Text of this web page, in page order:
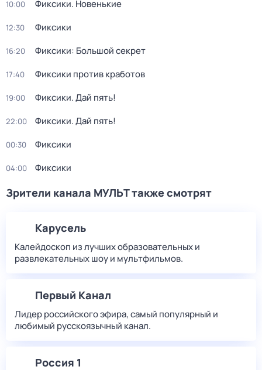
10:00 Фиксики. Новенькие
12:30 Фиксики
16:20 Фиксики: Большой секрет
17:40 Фиксики против кработов
19:00 Фиксики. Дай пять!
22:00 Фиксики. Дай пять!
00:30 Фиксики
04:00 Фиксики
Зрители канала МУЛЬТ также смотрят
Карусель
Калейдоскоп из лучших образовательных и
развлекательных шоу и мультфильмов.
Первый Канал
Лидер российского эфира, самый популярный и
любимый русскоязычный канал.
Россия 1